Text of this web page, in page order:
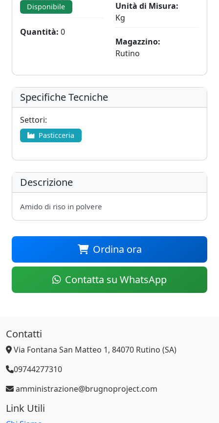
Disponibile
Quantità: 0
Unità di Misura:
Kg
Magazzino:
Rutino
Specifiche Tecniche
Settori:
Pasticceria
Descrizione
Amido di riso in polvere
Ordina ora
Contatta su WhatsApp
Contatti
Via Fontana San Matteo 1, 84070 Rutino (SA)
09744277310
amministrazione@brugnoproject.com
Link Utili